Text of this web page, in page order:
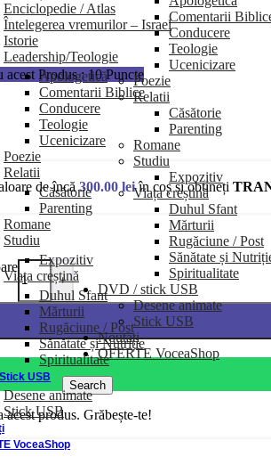
Comentarii
Conducere
Teologie
Ucenicizare
Poezie
Relatii
Căsătorie
Parenting
Romane
Studiu
Expozitiv
Viața creștină
Duhul Sfant
Mărturii
Rugăciune / Post
Sănătate și
Spiritualitate
DVD / stick USB
Desene animate
Stick USB
Noutăți
OFERTE VoceaShop
Search
Enciclopedie / Atlas
Întelegerea vremurilor – Israel
Istorie
Leadership/Teologie
Apologetică
Comentarii Biblice
Conducere
Teologie
Ucenicizare
Poezie
Relatii
Căsătorie
Parenting
Romane
Studiu
Expozitiv
Viața creștină
Duhul Sfant
Mărturii
Rugăciune / Post
Sănătate și Nutriție
Spiritualitate
USB
Desene animate
Stick USB
VoceaShop
Produs : 10 Puncte
de încă300.00 leiîn coș și obțineți
+
acest produs. Grăbește-te!